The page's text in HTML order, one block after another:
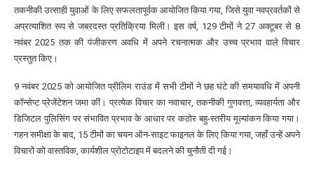
तकनीकी उत्साही युवाओं के लिए सफलतापूर्वक आयोजित किया गया, जिसे युवा नवप्रवर्तकों से
अप्रत्याशित रूप से जबरदस्त प्रतिक्रिया मिली। इस वर्ष, 129 टीमों ने 27 अक्टूबर से 8
नवंबर 2025 तक की पंजीकरण अवधि में अपने रचनात्मक और उच्च प्रभाव वाले विचार
प्रस्तुत किए।
9 नवंबर 2025 को आयोजित प्रीलिम राउंड में सभी टीमों ने छह घंटे की समयावधि में अपनी
कॉन्सेप्ट प्रेजेंटेशन जमा कीं। प्रत्येक विचार का नवाचार, तकनीकी गुणवत्ता, व्यवहार्यता और
डिजिटल पुलिसिंग पर संभावित प्रभाव के आधार पर कठोर बहु-स्तरीय मूल्यांकन किया गया।
गहन समीक्षा के बाद, 15 टीमों का चयन ऑन-साइट फाइनल के लिए किया गया, जहाँ उन्हें अपने
विचारों को वास्तविक, कार्यशील प्रोटोटाइप में बदलने की चुनौती दी गई।